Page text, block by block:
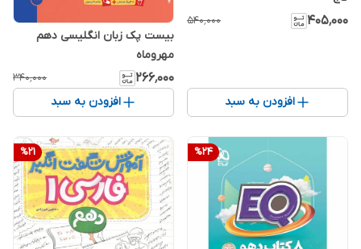
۴۰۵٬۰۰۰ ۵۴۰٬۰۰۰
افزودن به سبد
بیست پک زبان انگلیسی دهم
مهروماه
۲۶۶٬۰۰۰ ۳۴۰٬۰۰۰
افزودن به سبد
%24
%21